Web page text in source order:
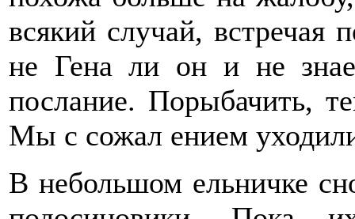
всякий случай, встречая
не Гена ли он и не
послание. Порыбачить,
Мы с сожал ением
В небольшом ельничке